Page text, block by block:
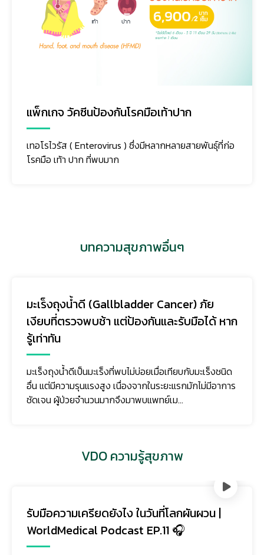
แพ็กเกจ วัคซีนป้องกันโรคมือเท้าปาก
เทอโรไวรัส ( Enterovirus ) ซึ่งมีหลากหลายสายพันธุ์ที่ก่อ
โรคมือ เท้า ปาก ที่พบมาก
บทความสุขภาพอื่นๆ
มะเร็งถุงน้ำดี (Gallbladder Cancer) ภัย
เงียบที่ตรวจพบช้า แต่ป้องกันและรับมือได้ หาก
รู้เท่าทัน
มะเร็งถุงน้ำดีเป็นมะเร็งที่พบไม่บ่อยเมื่อเทียบกับมะเร็งชนิด
อื่น แต่มีความรุนแรงสูง เนื่องจากในระยะแรกมักไม่มีอาการ
ชัดเจน ผู้ป่วยจำนวนมากจึงมาพบแพทย์เม...
VDO ความรู้สุขภาพ
รับมือความเครียดยังไง ในวันที่โลกผันผวน |
WorldMedical Podcast EP.11 🎧